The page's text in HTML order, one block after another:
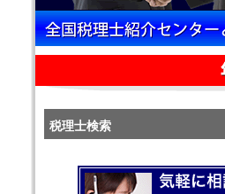
税理士検索